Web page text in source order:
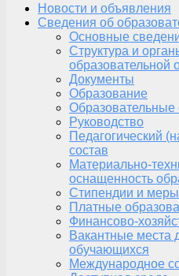
Новости и объявления
Сведения об
Основные
Структура и
образовательной
Документы
Образование
Образовательные
Руководство
Педагогический
состав
Материально-
оснащенность
Стипендии и
Платные
Финансово-
Вакантные места
обучающихся
Международное